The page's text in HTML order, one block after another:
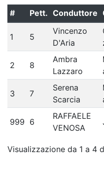
# Pett. Conduttore
1 5
Vincenzo
D'Aria
2 8
Ambra
Lazzaro
3 7
Serena
Scarcia
999 6
RAFFAELE
VENOSA
Visualizzazione da 1 a 4